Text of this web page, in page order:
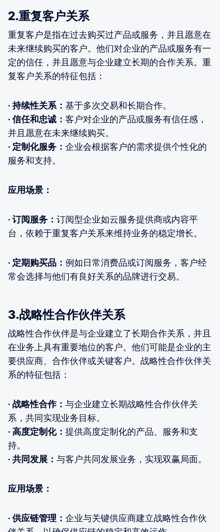
2.重复客户关系
重复客户是指在过去购买过产品或服务，并且愿意在
未来继续购买的客户。他们对企业的产品或服务有一
定的信任，并且愿意与企业建立长期的合作关系。重
复客户关系的特征包括：
· 持续性关系： 基于多次交易和长期合作。
· 信任和忠诚： 客户对企业的产品或服务有信任感，
并且愿意在未来继续购买。
· 定制化服务： 企业会根据客户的需求提供个性化的
服务和支持。
应用场景：
· 订阅服务： 订阅型企业如云服务提供商或内容平
台，依赖于重复客户关系来维持业务的稳定增长。
· 定期购买品： 例如日常消费品或订阅服务，客户经
常会选择与他们有良好关系的品牌进行交易。
3.战略性合作伙伴关系
战略性合作伙伴是与企业建立了长期合作关系，并且
在业务上具有重要地位的客户。他们可能是企业的主
要供应商、合作伙伴或关键客户。战略性合作伙伴关
系的特征包括：
· 战略性合作： 与企业建立长期战略性合作伙伴关
系，共同实现业务目标。
· 高度定制化： 提供高度定制化的产品、服务和支
持。
· 共同发展： 与客户共同发展业务，实现双赢局面。
应用场景：
· 供应链管理： 企业与关键供应商建立战略性合作伙